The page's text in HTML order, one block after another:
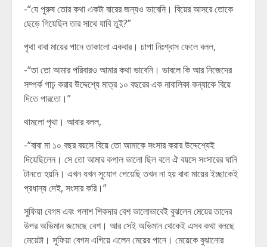
-“যে পুরুষ তোর কথা একটা বারের জন্যও ভাবেনি। বিয়ের আসরে তোকে
ছেড়ে গিয়েছিল তার সাথে যাবি তুই?”
পৃথা বাবা মায়ের পানে তাকালো একবার। চাপা নিঃশ্বাস ফেলে বলল,
-“তা তো আমার পরিবারও আমার কথা ভাবেনি। ভাবলে কি আর নিজেদের
সম্পর্ক গাঢ় করার উদ্দেশ্যে মাত্র ১০ বছরের এক নাবালিকা কন্যাকে বিয়ে
দিতে পারতো।”
থামলো পৃথা। আবার বলল,
-“বাবা মা ১০ বছর বয়সে বিয়ে তো আমাকে সংসার করার উদ্দেশ্যেই
দিয়েছিলেন। সে তো আমার কপাল ভালো ছিল বলে ঐ বয়সে সংসারের ঘানি
টানতে হয়নি। এখন যখন সুযোগ পেয়েছি তখন না হয় বাবা মায়ের ইচ্ছাকেই
প্রধান্য দেই, সংসার করি।”
সুফিয়া বেগম এবং পলাশ শিকদার বেশ ভালোভাবেই বুঝলেন মেয়ের তাদের
উপর অভিমান জমেছে বেশ। আর সেই অভিমান থেকেই এসব কথা বলছে
মেয়েটা। সুফিয়া বেগম এগিয়ে এলেন মেয়ের পানে। মেয়েকে বুঝানোর